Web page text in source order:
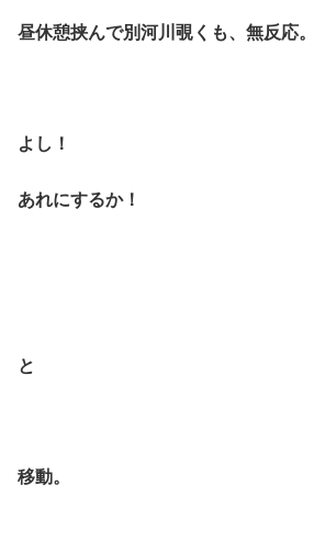
昼休憩挟んで別河川覗くも、無反応。
よし！
あれにするか！
と
移動。